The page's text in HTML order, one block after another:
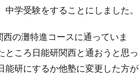
学受験をすることにしました。
の灘特進コースに通っていま
ころ日能研関西と通おうと思っ
能研にするか他塾に変更した方が